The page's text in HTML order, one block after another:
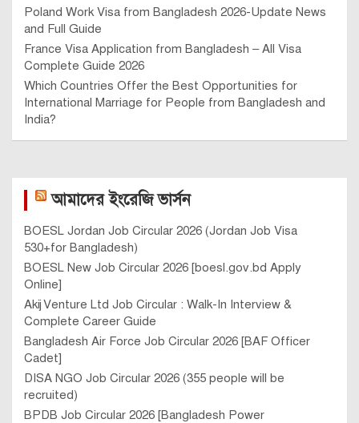
Poland Work Visa from Bangladesh 2026-Update News
and Full Guide
France Visa Application from Bangladesh – All Visa
Complete Guide 2026
Which Countries Offer the Best Opportunities for
International Marriage for People from Bangladesh and
India?
আমাদের ইংরেজি ভার্সন
BOESL Jordan Job Circular 2026 (Jordan Job Visa
530+for Bangladesh)
BOESL New Job Circular 2026 [boesl.gov.bd Apply
Online]
Akij Venture Ltd Job Circular : Walk-In Interview &
Complete Career Guide
Bangladesh Air Force Job Circular 2026 [BAF Officer
Cadet]
DISA NGO Job Circular 2026 (355 people will be
recruited)
BPDB Job Circular 2026 [Bangladesh Power